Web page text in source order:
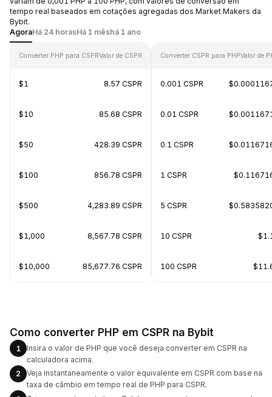
tempo real baseados em cotações agregadas dos Market Makers da
Bybit.
AgoraHá 24 horasHá 1 mêshá 1 ano
Converter PHP para CSPRValor de CSPR
$1 8.57 CSPR
$10 85.68 CSPR
$50 428.39 CSPR
$100 856.78 CSPR
$500 4,283.89 CSPR
$1,000 8,567.78 CSPR
$10,000 85,677.76 CSPR
Converter CSPR para PHPValor de
0.001 CSPR
0.01 CSPR
0.1 CSPR
1 CSPR
5 CSPR
10 CSPR
100 CSPR
Como converter PHP em CSPR na Bybit
1
Insira o valor de PHP que você deseja converter em CSPR na
calculadora acima.
2
Veja instantaneamente o valor equivalente em CSPR com base na
taxa de câmbio em tempo real de PHP para CSPR.